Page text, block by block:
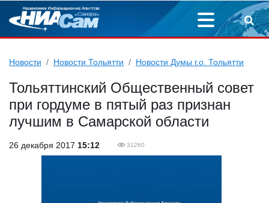
Новости Новости Тольятти Новости Думы г.о. Тольятти
Тольяттинский Общественный совет
при гордуме в пятый раз признан
лучшим в Самарской области
26 декабря 2017 15:12 31260